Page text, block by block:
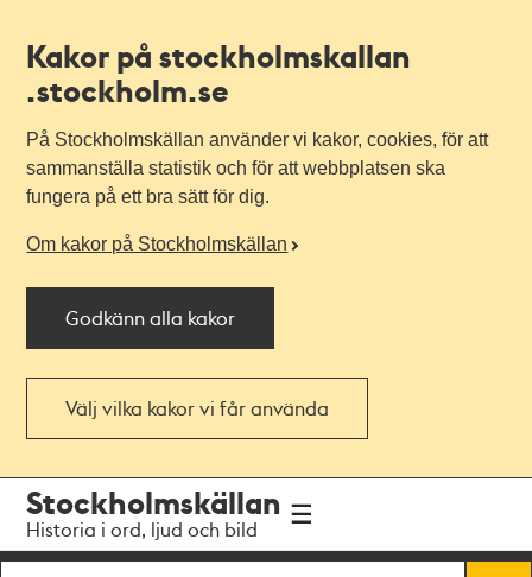
Kakor på stockholmskallan
.stockholm.se
På Stockholmskällan använder vi kakor, cookies, för att
sammanställa statistik och för att webbplatsen ska
fungera på ett bra sätt för dig.
Om kakor på Stockholmskällan
Godkänn alla kakor
Välj vilka kakor vi får använda
navigationen
huvudinnehållet
Stockholmskällan
Historia i ord, ljud och bild